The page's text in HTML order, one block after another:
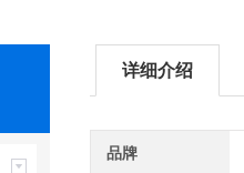
详细介绍
品牌